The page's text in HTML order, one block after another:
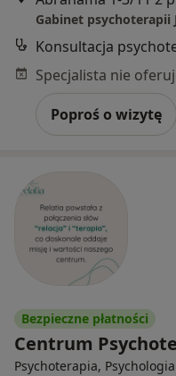
Gabinet psychoterapii
Konsultacja
Poproś o wizytę
Bezpieczne płatności
Centrum
Psychoterapia, Psychologia